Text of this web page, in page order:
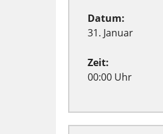
Datum:
31. Januar
Zeit:
00:00 Uhr